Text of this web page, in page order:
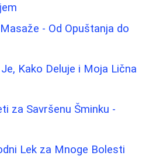
- Od Opuštanja do
Kako Deluje i Moja Lična
za Savršenu Šminku -
Lek za Mnoge Bolesti